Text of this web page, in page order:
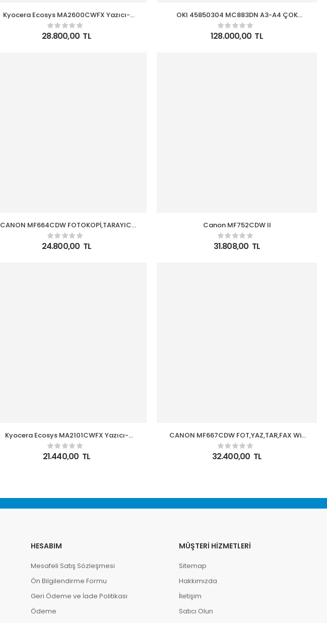
Kyocera Ecosys MA2600CWFX Yazıcı-
Tarayıcı-Fotokopi -Faks Renkli Lazer
Yazıcı
28.800,00 TL
OKI 45850304 MC883DN A3-A4 ÇOK
FONKSİYONLU RENKLİ LAZER YAZICI-
TARAYICI-FOT.-FAX A4:35ppm A3:20ppm
128.000,00 TL
CANON MF664CDW FOTOKOPİ,TARAYICI
Wi-Fi RENKLİ LAZE
24.800,00 TL
Canon MF752CDW II
31.808,00 TL
Kyocera Ecosys MA2101CWFX Yazıcı-
Tarayıcı-Fotokopi -Faks Renkli Lazer
Yazıcı
21.440,00 TL
CANON MF667CDW FOT,YAZ,TAR,FAX Wi-
Fi RENKLİ LAZE
32.400,00 TL
HESABIM
Mesafeli Satış Sözleşmesi
Ön Bilgilendirme Formu
Geri Ödeme ve İade Politikası
Ödeme
MÜŞTERI HIZMETLERI
Sitemap
Hakkımızda
İletişim
Satıcı Olun